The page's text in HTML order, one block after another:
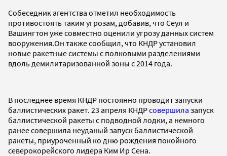
Собеседник агентства отметил необходимость
противостоять таким угрозам, добавив, что Сеул и
Вашингтон уже совместно оценили угрозу данных систем
вооружения.Он также сообщил, что КНДР установил
новые ракетные системы с полковыми разделениями
вдоль демилитаризованной зоны с 2014 года.
В последнее время КНДР постоянно проводит запуски
баллистических ракет. 23 апреля КНДРсовершила запуск
баллистической ракеты с подводной лодки, а немного
ранее совершила неуданый запуск баллистической
ракеты, приуроченный ко дню рождения покойного
северокорейского лидера Ким Ир Сена.